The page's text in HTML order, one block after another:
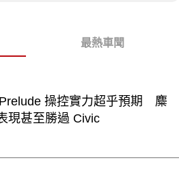
最熱車聞
操控實力超乎預期 麋
現甚至勝過 Civic